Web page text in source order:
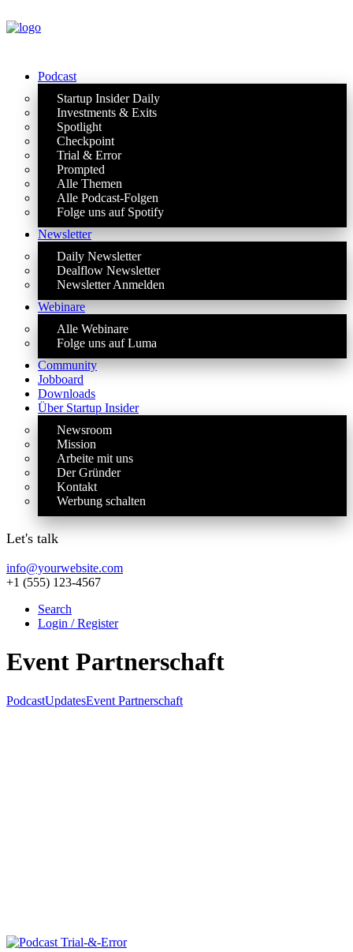
Podcast
Startup Insider Daily
Investments & Exits
Spotlight
Checkpoint
Trial & Error
Prompted
Alle Themen
Alle Podcast-Folgen
Folge uns auf Spotify
Newsletter
Daily Newsletter
Dealflow Newsletter
Newsletter Anmelden
Webinare
Alle Webinare
Folge uns auf Luma
Community
Jobboard
Downloads
Über Startup Insider
Newsroom
Mission
Arbeite mit uns
Der Gründer
Kontakt
Werbung schalten
Let's talk
info@yourwebsite.com
+1 (555) 123-4567
Search
Login / Register
Event Partnerschaft
PodcastUpdatesEvent Partnerschaft